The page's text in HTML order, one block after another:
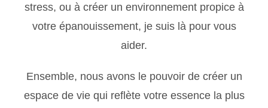
stress, ou à créer un environnement propice à
votre épanouissement, je suis là pour vous
aider.
Ensemble, nous avons le pouvoir de créer un
espace de vie qui reflète votre essence la plus